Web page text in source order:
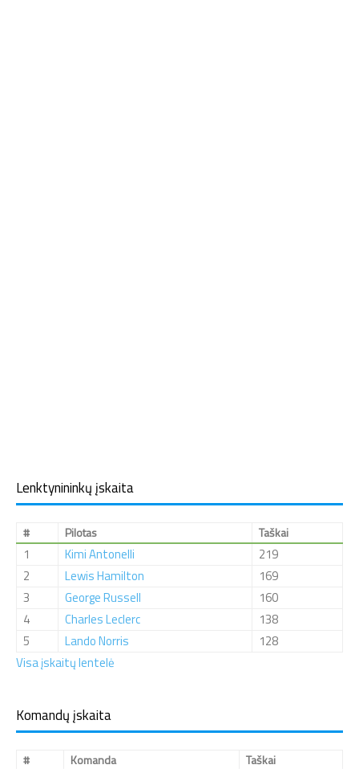
Lenktynininkų įskaita
# Pilotas Taškai
1 Kimi Antonelli
219
2
Lewis Hamilton
169
3
George Russell
160
4
Charles Leclerc
138
5
Lando Norris
128
Visa įskaitų lentelė
Komandų įskaita
# Komanda Taškai